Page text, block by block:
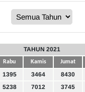
TAHUN 2021
Rabu Kamis Jumat
1395 3464 8430
5238 7012 3745